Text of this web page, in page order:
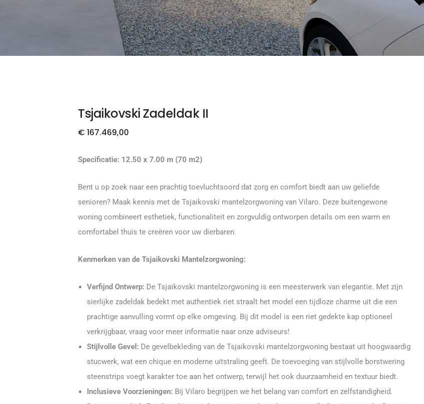
Tsjaikovski Zadeldak II
€ 167.469,00
Specificatie: 12.50 x 7.00 m (70 m2)
Bent u op zoek naar een prachtig toevluchtsoord dat zorg en comfort biedt aan uw geliefde
senioren? Maak kennis met de Tsjaikovski mantelzorgwoning van Vilaro. Deze buitengewone
woning combineert esthetiek, functionaliteit en zorgvuldig ontworpen details om een warm en
comfortabel thuis te creëren voor uw dierbaren.
Kenmerken van de Tsjaikovski Mantelzorgwoning:
Verfijnd Ontwerp: De Tsjaikovski mantelzorgwoning is een meesterwerk van elegantie. Met zijn
sierlijke zadeldak bedekt met authentiek riet straalt het model een tijdloze charme uit die een
prachtige aanvulling vormt op elke omgeving. Bij dit model is een riet gedekte kap optioneel
verkrijgbaar, vraag voor meer informatie naar onze adviseurs!
Stijlvolle Gevel: De gevelbekleding van de Tsjaikovski mantelzorgwoning bestaat uit hoogwaardig
stucwerk, wat een chique en moderne uitstraling geeft. De toevoeging van stijlvolle borstwering
steenstrips voegt karakter toe aan het ontwerp, terwijl het ook duurzaamheid en textuur biedt.
Inclusieve Voorzieningen: Bij Vilaro begrijpen we het belang van comfort en zelfstandigheid.